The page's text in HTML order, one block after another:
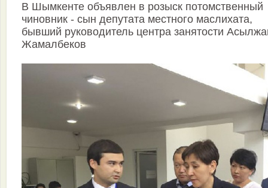
В Шымкенте объявлен в розыск потомственный
чиновник - сын депутата местного маслихата,
бывший руководитель центра занятости
Жамалбеков